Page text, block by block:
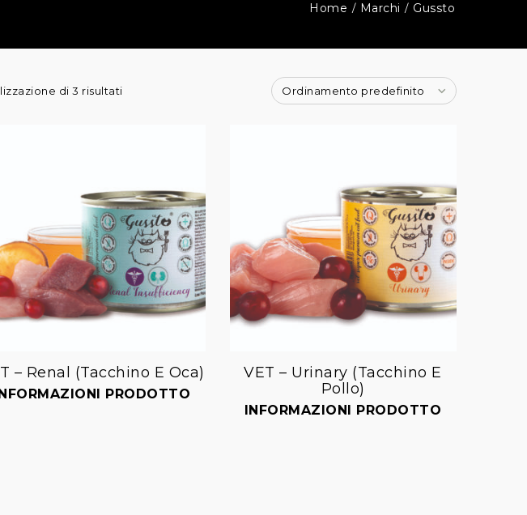
Home / Marchi / Gussto
di 3 risultati Ordinamento predefinito
– Renal (Tacchino E Oca)
INFORMAZIONI PRODOTTO
VET – Urinary (Tacchino E
Pollo)
INFORMAZIONI PRODOTTO